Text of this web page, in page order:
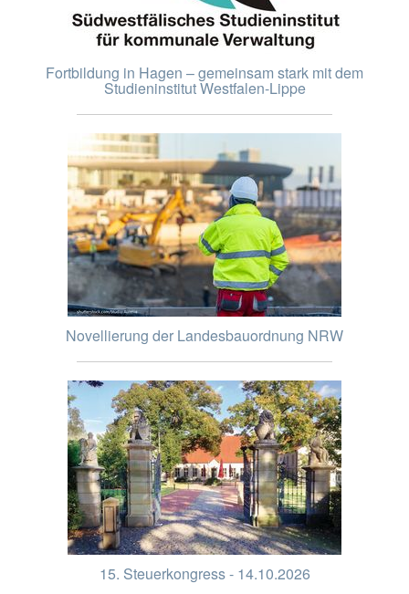
Fortbildung in Hagen – gemeinsam stark mit dem
Studieninstitut Westfalen-Lippe
Novellierung der Landesbauordnung NRW
15. Steuerkongress - 14.10.2026